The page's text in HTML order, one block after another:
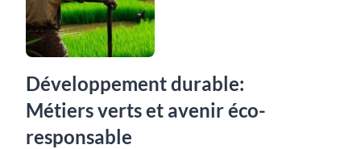
Développement durable:
Métiers verts et avenir éco-
responsable